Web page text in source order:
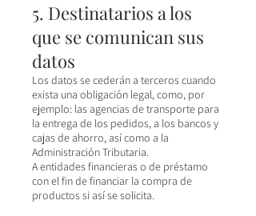
5. Destinatarios a los
que se comunican sus
datos
Los datos se cederán a terceros cuando
exista una obligación legal, como, por
ejemplo: las agencias de transporte para
la entrega de los pedidos, a los bancos y
cajas de ahorro, así como a la
Administración Tributaria.
A entidades financieras o de préstamo
con el fin de financiar la compra de
productos si así se solicita.